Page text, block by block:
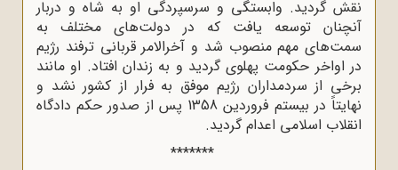
نقش گردید. وابستگی و سرسپردگی او به شاه و دربار
آنچنان توسعه یافت که در دولت‌های مختلف به
سمت‌های مهم منصوب شد و آخرالامر قربانی ترفند رژیم
در اواخر حکومت پهلوی گردید و به زندان افتاد. او مانند
برخی از سردمداران رژیم موفق به فرار از کشور نشد و
نهایتاً در بیستم فروردین 1358 پس از صدور حکم دادگاه
انقلاب اسلامی اعدام گردید.
*******